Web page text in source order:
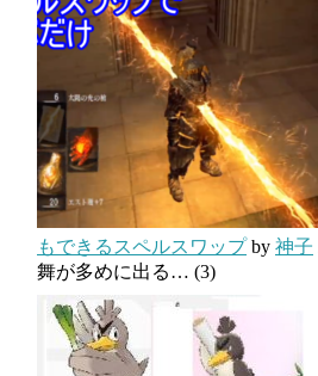
もできるスペルスワップby 神子
舞が多めに出る… (3)